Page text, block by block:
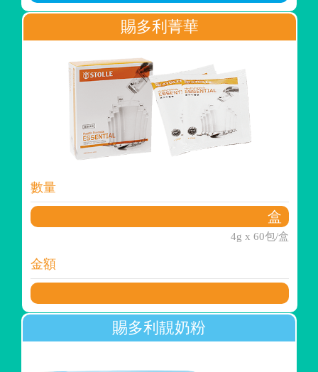
賜多利菁華
數量
4g x 60包/盒
金額
賜多利靚奶粉